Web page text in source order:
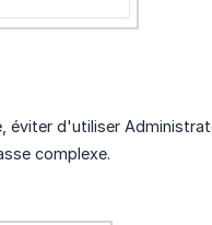
d'utiliser
complexe.